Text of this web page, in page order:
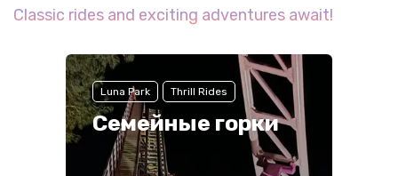
Classic rides and exciting adventures await!
Luna Park Thrill Rides
Семейные горки